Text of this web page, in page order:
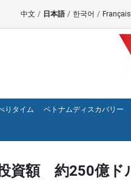
中文 / 日本語 / 한국어 / Français
りタイム ベトナムディスカバリー
資額 約250億ド